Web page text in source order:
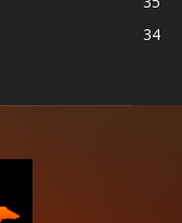
34